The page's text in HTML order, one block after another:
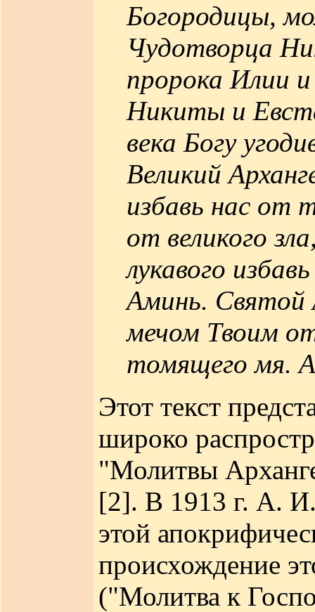
Богородицы,
Чудотворца
пророка Илии и
Никиты и
века Богу
Великий
избавь нас от
от великого
лукавого
Аминь. Святой
мечом Твоим
томящего мя.
Этот текст
широко
"Молитвы
[2]. В 1913 г. А. И.
этой
происхождение
("Молитва к